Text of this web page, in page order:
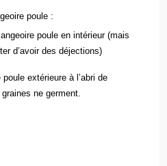
poule :
poule en intérieur (mais
d’avoir des déjections)
extérieure à l’abri de
ne germent.